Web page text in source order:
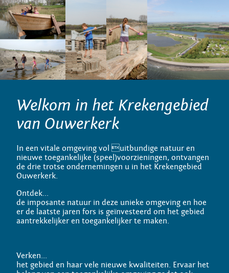
Welkom in het Krekengebied
van Ouwerkerk
In een vitale omgeving vol uitbundige natuur en
nieuwe toegankelijke (speel)voorzieningen, ontvangen
de drie trotse ondernemingen u in het Krekengebied
Ouwerkerk.
Ontdek...
de imposante natuur in deze unieke omgeving en hoe
er de laatste jaren fors is geïnvesteerd om het gebied
aantrekkelijker en toegankelijker te maken.
Verken...
het gebied en haar vele nieuwe kwaliteiten. Ervaar het